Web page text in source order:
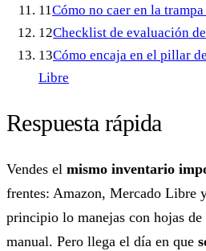
11Cómo no caer en la
12Checklist de evaluación
13Cómo encaja en el pillar
Libre
Respuesta rápida
Vendes el mismo inventario
frentes: Amazon, Mercado Libre
principio lo manejas con hojas
manual. Pero llega el día en que